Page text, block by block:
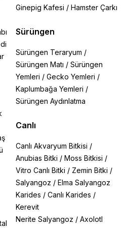
Ginepig Kafesi / Hamster Çarkı
Sürüngen
Sürüngen Teraryum /
Sürüngen Matı / Sürüngen
Yemleri / Gecko Yemleri /
Kaplumbağa Yemleri /
Sürüngen Aydınlatma
Canlı
Canlı Akvaryum Bitkisi /
Anubias Bitki / Moss Bitkisi /
Vitro Canlı Bitki / Zemin Bitki /
Salyangoz / Elma Salyangoz
Karides / Canlı Karides /
Kerevit
Nerite Salyangoz / Axolotl